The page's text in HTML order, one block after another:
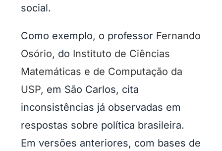
social.
Como exemplo, o professor Fernando
Osório, do Instituto de Ciências
Matemáticas e de Computação da
USP, em São Carlos, cita
inconsistências já observadas em
respostas sobre política brasileira.
Em versões anteriores, com bases de